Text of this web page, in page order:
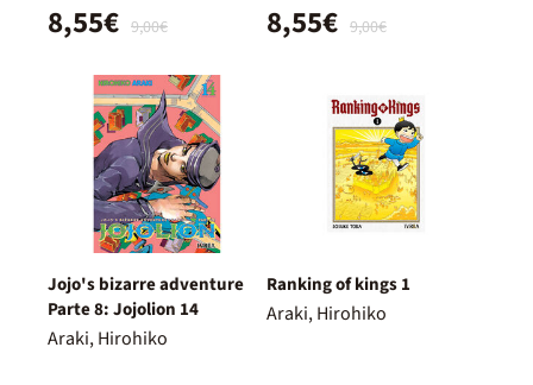
9,00€
8,55€ 9,00€
8,55€
Jojo's bizarre adventure
Parte 8: Jojolion 14
Araki, Hirohiko
Ranking of kings 1
Araki, Hirohiko